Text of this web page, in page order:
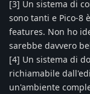
[3] Un sistema di
sono tanti e Pico-8
features. Non ho
sarebbe davvero
[4] Un sistema di
richiamabile
un'ambiente